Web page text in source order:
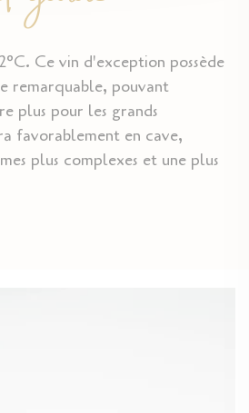
Ce vin d'exception possède
remarquable, pouvant
plus pour les grands
favorablement en cave,
plus complexes et une plus